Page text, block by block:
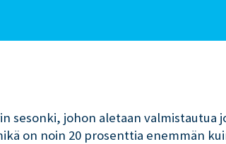
johon aletaan valmistautua
on noin 20 prosenttia enemmän